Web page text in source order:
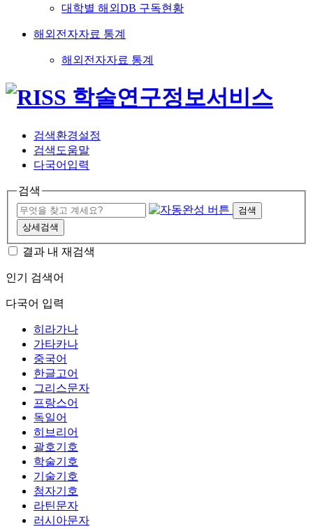
대학별 해외DB 구독현황
해외전자자료 통계
해외전자자료 통계
검색환경설정
검색도움말
다국어입력
검색
검색
상세검색
결과 내 재검색
인기 검색어
다국어 입력
히라가나
가타카나
중국어
한글고어
그리스문자
프랑스어
독일어
히브리어
괄호기호
학술기호
기술기호
첨자기호
라틴문자
러시아문자